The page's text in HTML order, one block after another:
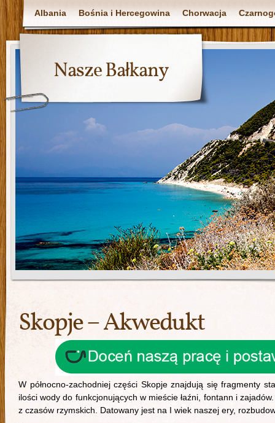
Albania Bośnia i Hercegowina Chorwacja
Nasze Bałkany
Skopje – Akwedukt
W północno-zachodniej części Skopje znajdują się fragmenty
ilości wody do funkcjonujących w mieście łaźni, fontann i
z czasów rzymskich. Datowany jest na I wiek naszej ery,